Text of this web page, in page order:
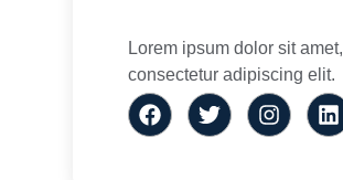
Lorem ipsum dolor sit amet,
consectetur adipiscing elit.